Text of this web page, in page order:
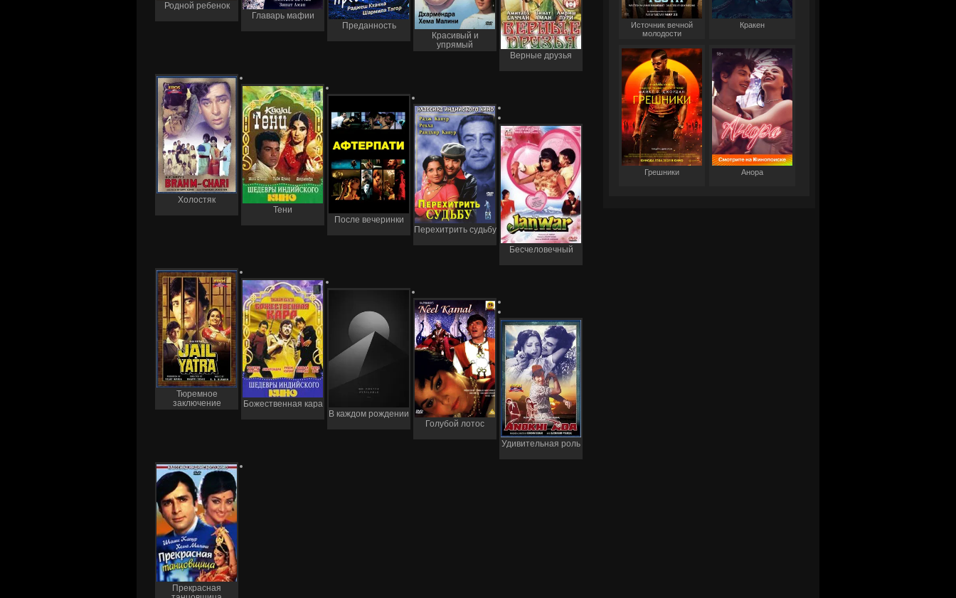
Родной ребенок
Главарь мафии
Преданность
Красивый и
упрямый
Верные друзья
Холостяк
Тени
После вечеринки
Перехитрить судьбу
Бесчеловечный
Тюремное
заключение
Божественная кара
В каждом рождении
Голубой лотос
Удивительная роль
Прекрасная
Источник вечной
молодости
Кракен
Грешники Анора